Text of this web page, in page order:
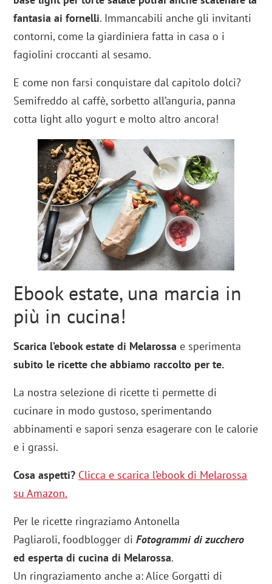
fantasia ai fornelli. Immancabili anche gli invitanti
contorni, come la giardiniera fatta in casa o i
fagiolini croccanti al sesamo.
E come non farsi conquistare dal capitolo dolci?
Semifreddo al caffè, sorbetto all’anguria, panna
cotta light allo yogurt e molto altro ancora!
Ebook estate, una marcia in
più in cucina!
Scarica l’ebook estate di Melarossa e sperimenta
subito le ricette che abbiamo raccolto per te.
La nostra selezione di ricette ti permette di
cucinare in modo gustoso, sperimentando
abbinamenti e sapori senza esagerare con le calorie
e i grassi.
Cosa aspetti? Clicca e scarica l’ebook di Melarossa
su Amazon.
Per le ricette ringraziamo Antonella
Pagliaroli, foodblogger diFotogrammi di zucchero
ed esperta di cucina di Melarossa.
Un ringraziamento anche a: Alice Gorgatti di